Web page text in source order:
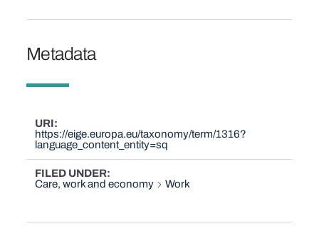
Metadata
URI
https://eige.europa.eu/taxonomy/term/1316?
language_content_entity=sq
FILED UNDER
Care, work and economy
Work